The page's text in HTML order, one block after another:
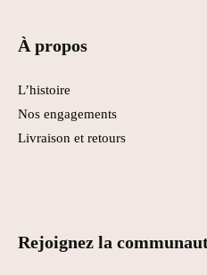
À propos
L’histoire
Nos engagements
Livraison et retours
Rejoignez la